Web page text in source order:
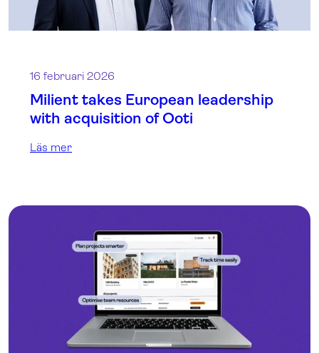
16 februari 2026
Milient takes European leadership
with acquisition of Ooti
Läs mer